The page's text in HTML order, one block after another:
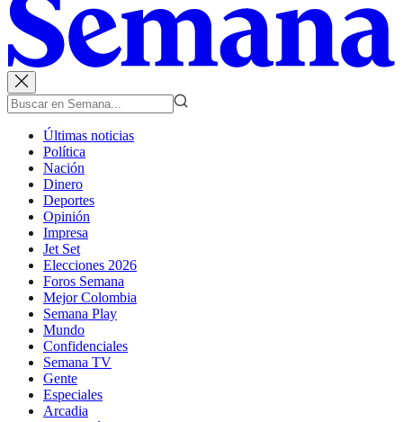
Últimas noticias
Política
Nación
Dinero
Deportes
Opinión
Impresa
Jet Set
Elecciones 2026
Foros Semana
Mejor Colombia
Semana Play
Mundo
Confidenciales
Semana TV
Gente
Especiales
Arcadia